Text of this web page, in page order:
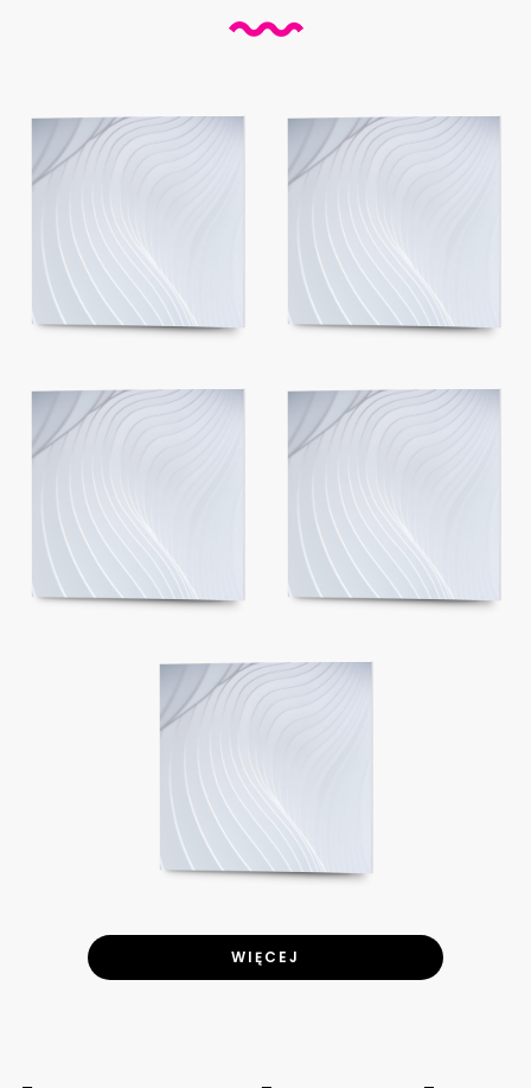
WIĘCEJ